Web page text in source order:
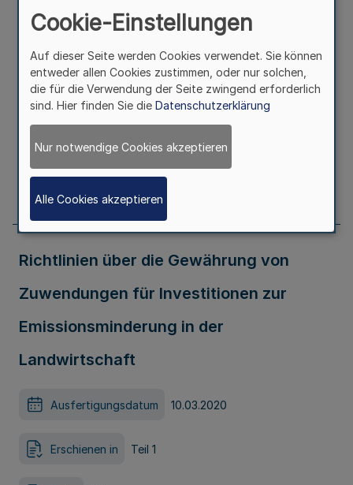
„Modernisierungsrichtlinie““ vom 4.
Februar 2020
Ausfertigungsdatum 13.03.2020
Erschienen in Teil 1
Richtlinien über die Gewährung von
Zuwendungen für Investitionen zur
Emissionsminderung in der
Landwirtschaft
Ausfertigungsdatum 10.03.2020
Erschienen in Teil 1
Cookie-Einstellungen
Auf dieser Seite werden Cookies verwendet. Sie können
entweder allen Cookies zustimmen, oder nur solchen,
die für die Verwendung der Seite zwingend erforderlich
sind. Hier finden Sie die Datenschutzerklärung
Nur notwendige Cookies akzeptieren
Alle Cookies akzeptieren